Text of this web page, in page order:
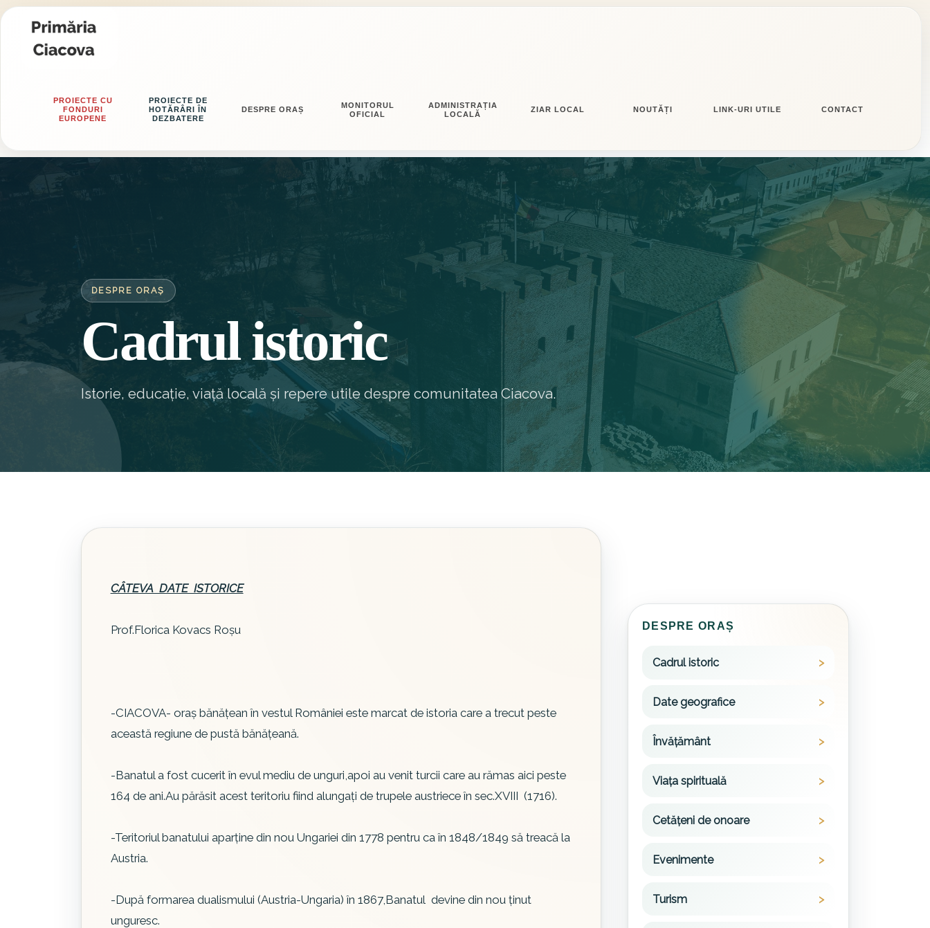
PROIECTE CU
FONDURI
EUROPENE
PROIECTE DE
HOTĂRÂRI ÎN
DEZBATERE
DESPRE ORAȘ
MONITORUL
OFICIAL
ADMINISTRAȚIA
LOCALĂ
ZIAR LOCAL NOUTĂȚI LINK-URI UTILE CONTACT
DESPRE ORAȘ
Cadrul istoric
Istorie, educație, viață locală și repere utile despre comunitatea Ciacova.
CÂTEVA DATE ISTORICE
Prof.Florica Kovacs Roşu
-CIACOVA- oraş bănăţean în vestul României este marcat de istoria care a trecut peste
această regiune de pustă bănăţeană.
-Banatul a fost cucerit în evul mediu de unguri,apoi au venit turcii care au rămas aici peste
164 de ani.Au părăsit acest teritoriu fiind alungaţi de trupele austriece în sec.XVIII (1716).
-Teritoriul banatului aparţine din nou Ungariei din 1778 pentru ca în 1848/1849 să treacă la
Austria.
-După formarea dualismului (Austria-Ungaria) în 1867,Banatul devine din nou ţinut
unguresc.
DESPRE ORAȘ
Cadrul istoric
Date geografice
Învățământ
Viața spirituală
Cetățeni de onoare
Evenimente
Turism